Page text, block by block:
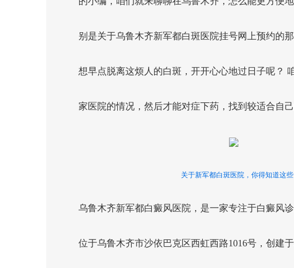
别是关于乌鲁木齐新军都白斑医院挂号网上预约的
想早点脱离这烦人的白斑，开开心心地过日子呢？
家医院的情况，然后才能对症下药，找到较适合自
关于新军都白斑医院，你得知道这些
乌鲁木齐新军都白癜风医院，是一家专注于白癜风
位于乌鲁木齐市沙依巴克区西虹西路1016号，创建